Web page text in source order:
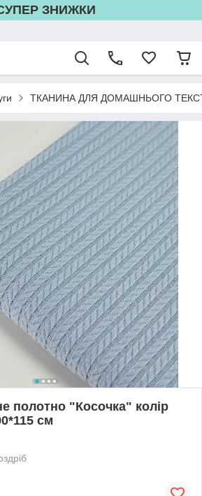
ЗНИЖКИ
ТКАНИНА ДЛЯ ДОМАШНЬОГО
полотно "Косочка" колір
см